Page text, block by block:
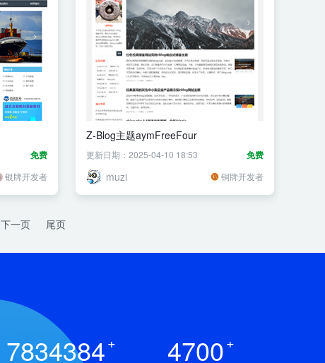
免费
银牌开发者
Z-Blog主题aymFreeFour
免费
更新日期：2025-04-10 18:53
muzi 铜牌开发者
下一页 尾页
7834384+ 4700+